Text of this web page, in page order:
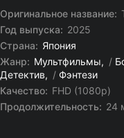
Оригинальное название:
Год выпуска: 2025
Страна: Япония
Жанр: Мультфильмы /
Детектив
/ Фэнтези
Качество: FHD (1080p)
Продолжительность: 24